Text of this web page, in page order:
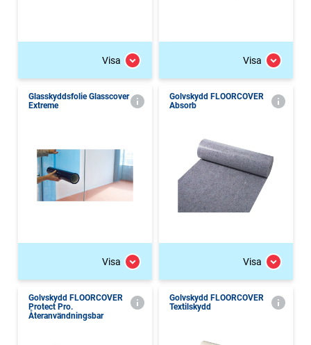
Visa Visa
Glasskyddsfolie Glasscover
Extreme
Visa
Golvskydd FLOORCOVER
Absorb
Visa
Golvskydd FLOORCOVER
Protect Pro.
Återanvändningsbar
Golvskydd FLOORCOVER
Textilskydd